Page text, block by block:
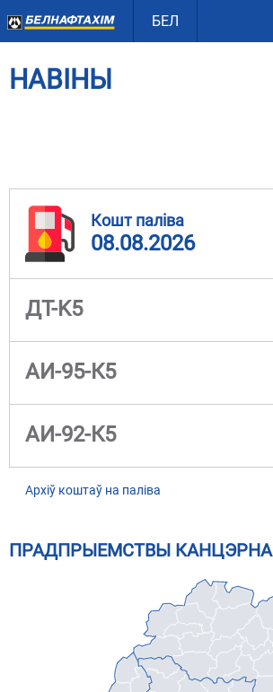
БЕЛ
НАВІНЫ
Кошт паліва
08.08.2026
ДТ-K5
АИ-95-К5
АИ-92-К5
Архіў коштаў на паліва
ПРАДПРЫЕМСТВЫ КАНЦЭРНА